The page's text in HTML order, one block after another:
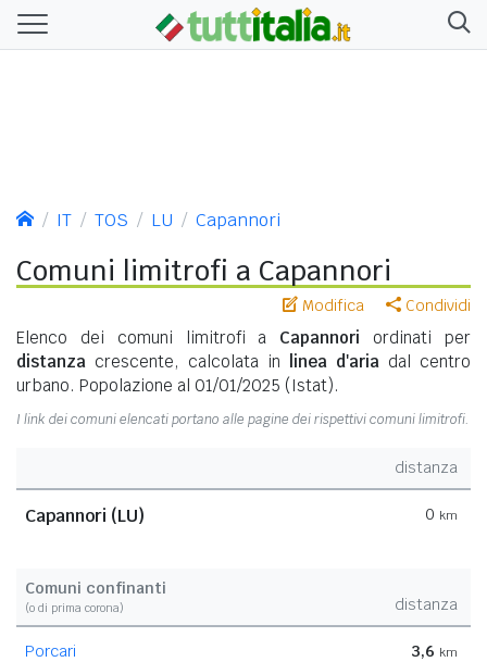
IT TOS LU Capannori
Comuni limitrofi a Capannori
Modifica Condividi
Elenco dei comuni limitrofi a Capannori ordinati per
distanza crescente, calcolata in linea d'aria dal centro
urbano. Popolazione al 01/01/2025 (Istat).
I link dei comuni elencati portano alle pagine dei rispettivi comuni limitrofi.
distanza
Capannori (LU) 0 km
Comuni confinanti
(o di prima corona) distanza
Porcari 3,6 km